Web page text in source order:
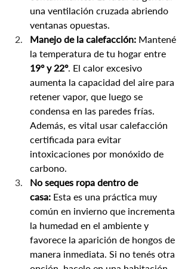
una ventilación cruzada abriendo
ventanas opuestas.
Manejo de la calefacción: Mantené
la temperatura de tu hogar entre
19º y 22º. El calor excesivo
aumenta la capacidad del aire para
retener vapor, que luego se
condensa en las paredes frías.
Además, es vital usar calefacción
certificada para evitar
intoxicaciones por monóxido de
carbono.
No seques ropa dentro de
casa: Esta es una práctica muy
común en invierno que incrementa
la humedad en el ambiente y
favorece la aparición de hongos de
manera inmediata. Si no tenés otra